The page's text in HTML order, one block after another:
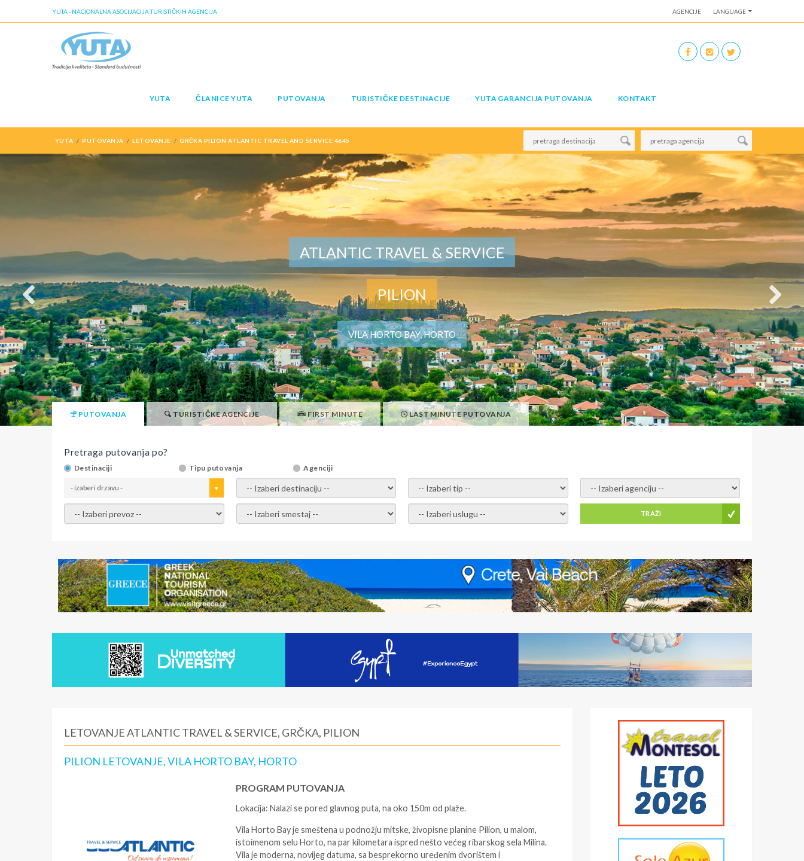
AGENCIJE LANGUAGE
YUTA - NACIONALNA ASOCIJACIJA TURISTIČKIH AGENCIJA
YUTA ČLANICE YUTA PUTOVANJA TURISTIČKE DESTINACIJE YUTA GARANCIJA PUTOVANJA KONTAKT
YUTA PUTOVANJA LETOVANJE GRČKA PILION ATLANTIC TRAVEL AND SERVICE 4645
ATLANTIC TRAVEL & SERVICE
PILION
VILA HORTO BAY, HORTO
PUTOVANJA TURISTIČKE AGENCIJE FIRST MINUTE LAST MINUTE PUTOVANJA
Pretraga putovanja po?
Destinaciji Tipu putovanja Agenciji
- izaberi drzavu - - izaberi destinaciju - - izaberi tip - - izaberi agenciju -
- izaberi prevoz - - Izaberite smestaj - - Izaberite uslugu - TRAŽI
LETOVANJE ATLANTIC TRAVEL & SERVICE, GRČKA, PILION
PILION LETOVANJE, VILA HORTO BAY, HORTO
PROGRAM PUTOVANJA
Lokacija: Nalazi se pored glavnog puta, na oko 150m od plaže.
Vila Horto Bay je smeštena u podnožju mitske, živopisne planine Pilion, u malom,
istoimenom selu Horto, na par kilometara ispred nešto većeg ribarskog sela Milina.
Vila je moderna, novijeg datuma, sa besprekorno uređenim dvorištem i